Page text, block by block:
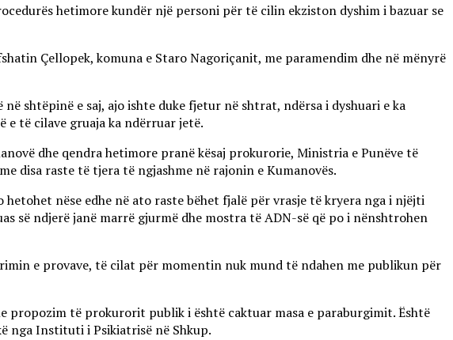
hetimore kundër një personi për të cilin ekziston dyshim i bazuar se
Çellopek, komuna e Staro Nagoriçanit, me paramendim dhe në mënyrë
shtëpinë e saj, ajo ishte duke fjetur në shtrat, ndërsa i dyshuari e ka
e të cilave gruaja ka ndërruar jetë.
dhe qendra hetimore pranë kësaj prokurorie, Ministria e Punëve të
disa raste të tjera të ngjashme në rajonin e Kumanovës.
nëse edhe në ato raste bëhet fjalë për vrasje të kryera nga i njëjti
së ndjerë janë marrë gjurmë dhe mostra të ADN-së që po i nënshtrohen
e provave, të cilat për momentin nuk mund të ndahen me publikun për
propozim të prokurorit publik i është caktuar masa e paraburgimit. Është
nga Instituti i Psikiatrisë në Shkup.